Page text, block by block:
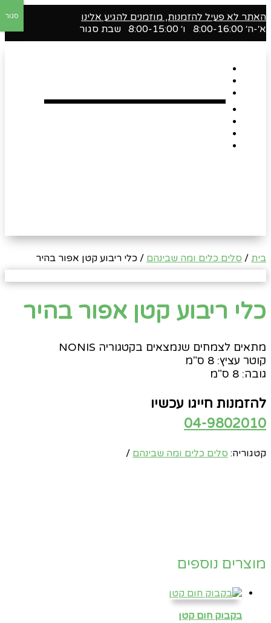
האתר לא פעיל להזמנות, מוזמנים להגיע אלינו
א׳-ה׳ 8:00-16:00 ו׳ 8:00-15:00 שבת סגור
בית / סלים כלים ומה שבינהם / כלי ריבוע קטן אפור בהיר
כלי ריבוע קטן אפור בהיר
מתאים לצמחים שנמצאים בקטגוריה NONIS
קוטר עציץ: 8 ס"מ
גובה: 8 ס"מ
להזמנות חייגו עכשיו
04-9802010
קטגוריה: סלים כלים ומה שבינהם
מוצרים נוספים
בקבוק חום קטן
סגור